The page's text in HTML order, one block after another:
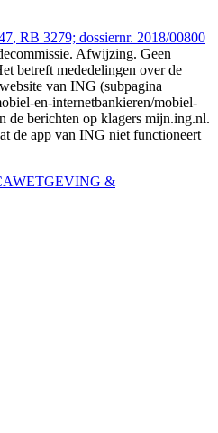
, RB 3279; dossiernr. 2018/00800
Afwijzing. Geen
betreft mededelingen over de
van ING (subpagina
en-internetbankieren/mobiel-
de berichten op klagers mijn.ing.nl.
de app van ING niet functioneert
WETGEVING &